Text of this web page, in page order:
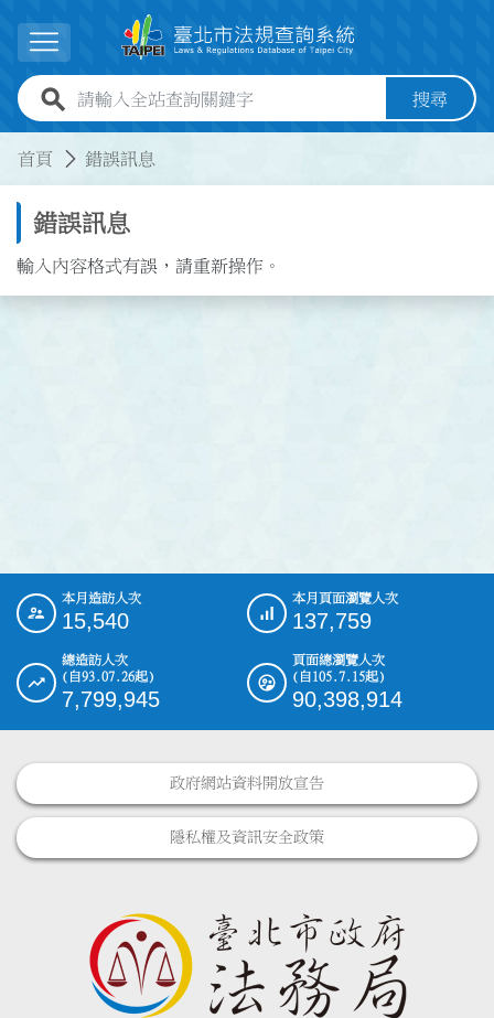
展開選單
全站查詢關鍵字欄位 搜尋
首頁 錯誤訊息
錯誤訊息
輸入內容格式有誤，請重新操作。
::: 本月造訪人次
15,540
本月頁面瀏覽人次
137,759
總造訪人次
(自93.07.26起)
7,799,945
頁面總瀏覽人次
(自105.7.15起)
90,398,914
政府網站資料開放宣告
隱私權及資訊安全政策